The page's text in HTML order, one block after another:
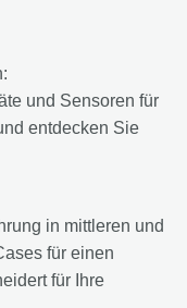
und Sensoren für
entdecken Sie
in mittleren und
für einen
für Ihre